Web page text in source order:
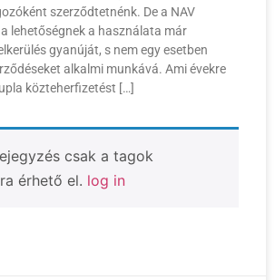
szerződtetnénk. De a NAV
lehetőségnek a használata már
gyanúját, s nem egy esetben
alkalmi munkává. Ami évekre
közteherfizetést […]
csak a tagok
érhető el. log in